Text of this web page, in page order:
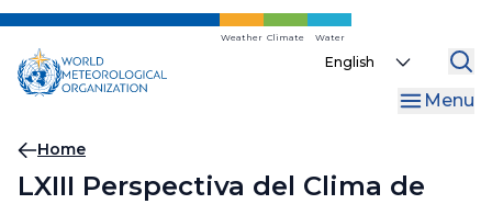
Skip
main
content
Weather Climate Water
Select
Menu
Breadcrumb
Home
LXIII Perspectiva del Clima de